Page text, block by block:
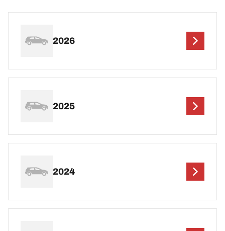
2026
2025
2024